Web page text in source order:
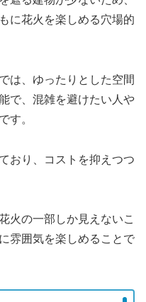
に花火を楽しめる穴場的
は、ゆったりとした空間
で、混雑を避けたい人や
す。
おり、コストを抑えつつ
火の一部しか見えないこ
雰囲気を楽しめることで